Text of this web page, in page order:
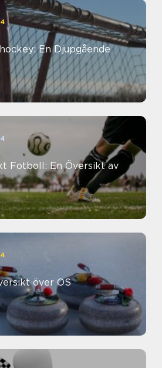
En Djupgående
Fotboll: En Översikt av
över OS